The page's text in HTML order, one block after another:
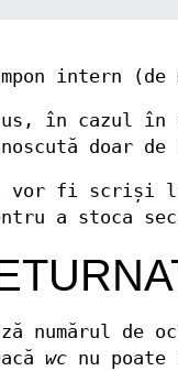
intern (de
în cazul în
doar
vor fi scriși
a stoca
numărul
wc nu